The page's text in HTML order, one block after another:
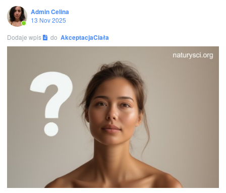
Admin Celina
13 Nov 2025
Dodaje wpis
do AkceptacjaCiała